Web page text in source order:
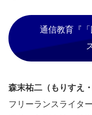
通信教育『
森末祐二（もりすえ・
フリーランスライタ